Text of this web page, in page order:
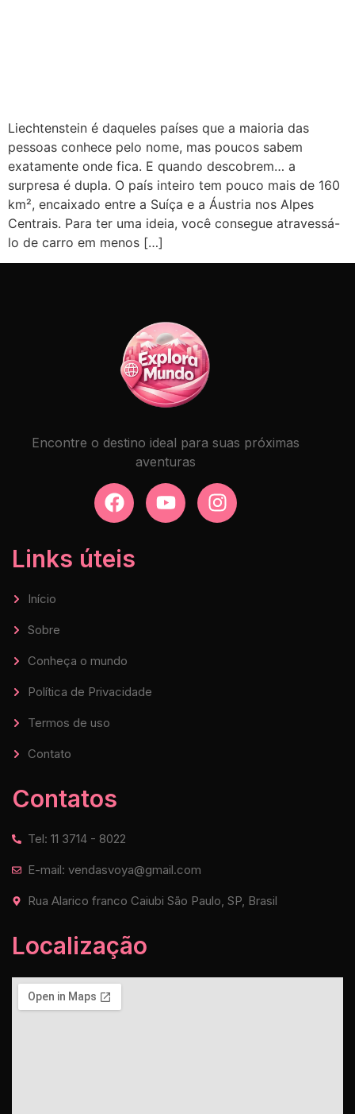
Liechtenstein é daqueles países que a maioria das
pessoas conhece pelo nome, mas poucos sabem
exatamente onde fica. E quando descobrem… a
surpresa é dupla. O país inteiro tem pouco mais de 160
km², encaixado entre a Suíça e a Áustria nos Alpes
Centrais. Para ter uma ideia, você consegue atravessá-
lo de carro em menos […]
Encontre o destino ideal para suas próximas
aventuras
Links úteis
Início
Sobre
Conheça o mundo
Política de Privacidade
Termos de uso
Contato
Contatos
Tel: 11 3714 - 8022
E-mail: vendasvoya@gmail.com
Rua Alarico franco Caiubi São Paulo, SP, Brasil
Localização